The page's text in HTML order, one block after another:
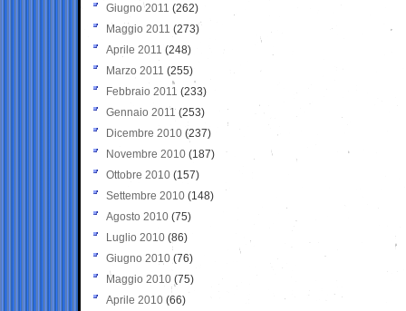
Giugno 2011 (262)
Maggio 2011 (273)
Aprile 2011 (248)
Marzo 2011 (255)
Febbraio 2011 (233)
Gennaio 2011 (253)
Dicembre 2010 (237)
Novembre 2010 (187)
Ottobre 2010 (157)
Settembre 2010 (148)
Agosto 2010 (75)
Luglio 2010 (86)
Giugno 2010 (76)
Maggio 2010 (75)
Aprile 2010 (66)